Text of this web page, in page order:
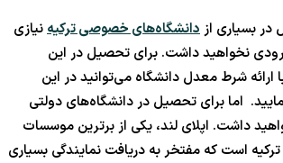
در بسیاری ازدانشگاه‌های خصوصی ترکیهنیازی
نخواهید داشت. برای تحصیل در این
ارائه شرط معدل دانشگاه می‌توانید در این
اما برای تحصیل در دانشگاه‌های دولتی
داشت. اپلای لند، یکی از برترین موسسات
است که مفتخر به دریافت نمایندگی بسیاری